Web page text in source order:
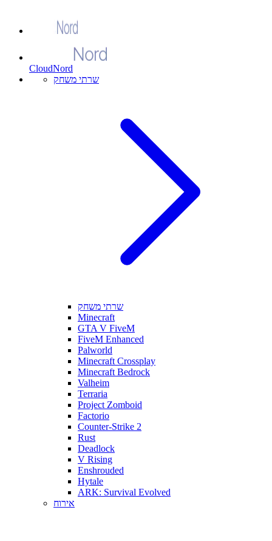
CloudNord
שרתי משחק
שרתי משחק
Minecraft
GTA V FiveM
FiveM Enhanced
Palworld
Minecraft Crossplay
Minecraft Bedrock
Valheim
Terraria
Project Zomboid
Factorio
Counter-Strike 2
Rust
Deadlock
V Rising
Enshrouded
Hytale
ARK: Survival Evolved
אירוח